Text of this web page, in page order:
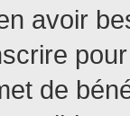
avoir
de